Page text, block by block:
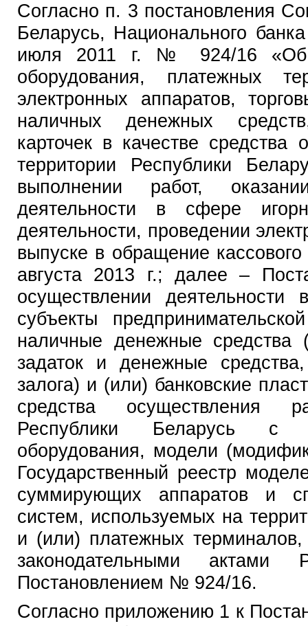
Согласно п. 3 постановления
Беларусь, Национального
июля 2011 г. № 924/16 «Об
оборудования, платежных
электронных аппаратов,
наличных денежных
карточек в качестве средства
территории Республики
выполнении работ,
деятельности в сфере
деятельности, проведении
выпуске в обращение
августа 2013 г.; далее –
осуществлении
субъекты
наличные денежные средства
задаток и денежные
залога) и (или) банковские
средства осуществления
Республики Беларусь с
оборудования, модели
Государственный реестр
суммирующих аппаратов и
систем, используемых на
и (или) платежных
законодательными актами
Постановлением № 924/16.
Согласно приложению 1 к